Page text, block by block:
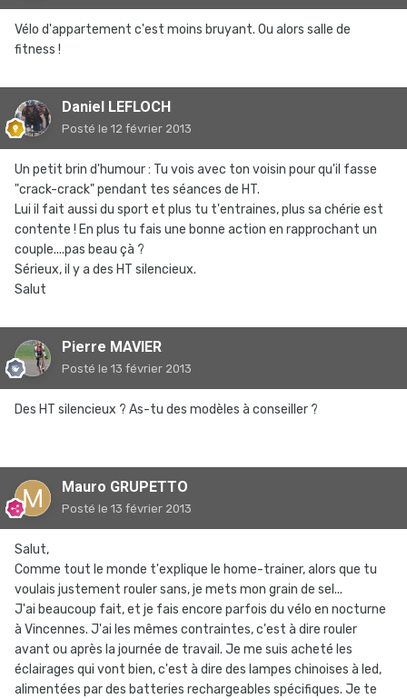
Vélo d'appartement c'est moins bruyant. Ou alors salle de
fitness !
Daniel LEFLOCH
Posté le 12 février 2013
Un petit brin d'humour : Tu vois avec ton voisin pour qu'il fasse
"crack-crack" pendant tes séances de HT.
Lui il fait aussi du sport et plus tu t'entraines, plus sa chérie est
contente ! En plus tu fais une bonne action en rapprochant un
couple....pas beau çà ?
Sérieux, il y a des HT silencieux.
Salut
Pierre MAVIER
Posté le 13 février 2013
Des HT silencieux ? As-tu des modèles à conseiller ?
Mauro GRUPETTO
Posté le 13 février 2013
Salut,
Comme tout le monde t'explique le home-trainer, alors que tu
voulais justement rouler sans, je mets mon grain de sel...
J'ai beaucoup fait, et je fais encore parfois du vélo en nocturne
à Vincennes. J'ai les mêmes contraintes, c'est à dire rouler
avant ou après la journée de travail. Je me suis acheté les
éclairages qui vont bien, c'est à dire des lampes chinoises à led,
alimentées par des batteries rechargeables spécifiques. Je te